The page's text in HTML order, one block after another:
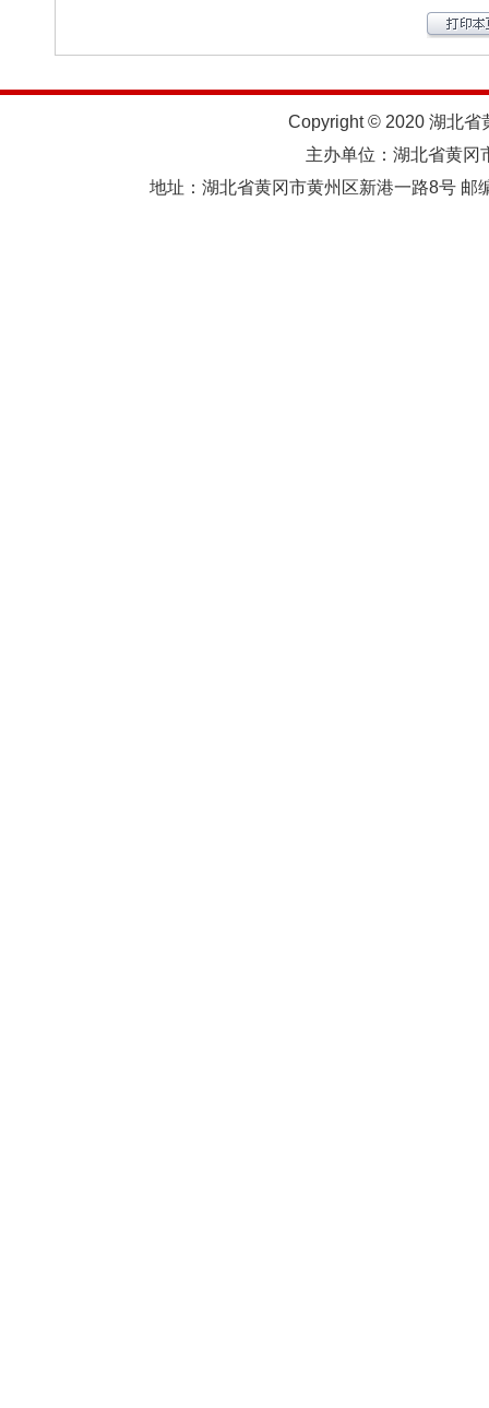
Copyright © 2020 湖北省
主办单位：湖北省黄
地址：湖北省黄冈市黄州区新港一路8号